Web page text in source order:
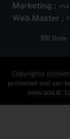
Marketing :
Web Master :
WNL Home
Copyrights
protected and can
www.ada.lk'